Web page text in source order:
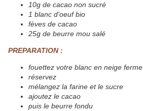
10g de cacao non sucré
1 blanc d'oeuf bio
fèves de cacao
25g de beurre mou salé
PREPARATION :
fouettez votre blanc en neige ferme
réservez
mélangez la farine et le sucre
ajoutez le cacao
puis le beurre fondu